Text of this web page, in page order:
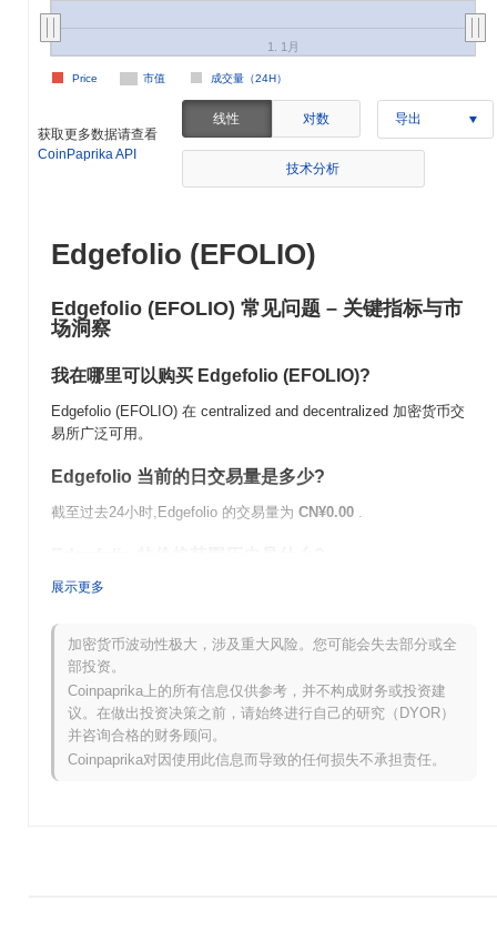
市值 成交量（24H）
Price
1. 1月
获取更多数据请查看
CoinPaprika API
线性 对数 导出
技术分析
Edgefolio (EFOLIO)
Edgefolio (EFOLIO) 常见问题 – 关键指标与市
场洞察
我在哪里可以购买 Edgefolio (EFOLIO)?
Edgefolio (EFOLIO) 在 centralized and decentralized 加密货币交
易所广泛可用。
Edgefolio 当前的日交易量是多少?
截至过去24小时,Edgefolio 的交易量为 CN¥0.00 .
历史最高价(ATH):
Edgefolio 目前的交易价格低于其ATH
与更广泛的加密市场相比,Edgefolio 的表现如何?
在过去7天里,Edgefolio 上涨了
跌了0.28%。这表明相对于更广泛的市场势头,EFOLIO 的价格走势
表现强劲。
展示更多
加密货币波动性极大，涉及重大风险。您可能会失去部分或全
部投资。
Coinpaprika上的所有信息仅供参考，并不构成财务或投资建
议。在做出投资决策之前，请始终进行自己的研究（DYOR）
并咨询合格的财务顾问。
Coinpaprika对因使用此信息而导致的任何损失不承担责任。